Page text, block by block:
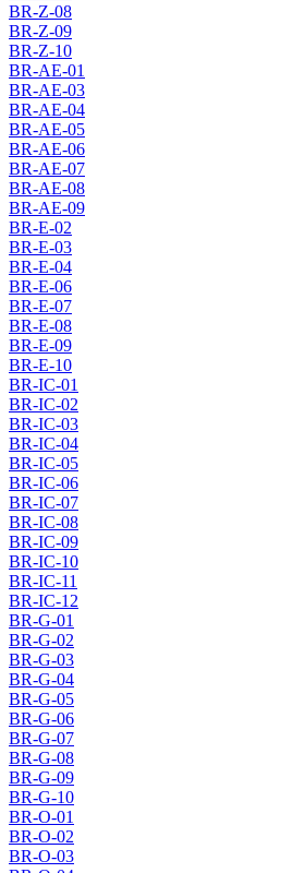
BR-Z-08
BR-Z-09
BR-Z-10
BR-AE-01
BR-AE-03
BR-AE-04
BR-AE-05
BR-AE-06
BR-AE-07
BR-AE-08
BR-AE-09
BR-E-02
BR-E-03
BR-E-04
BR-E-06
BR-E-07
BR-E-08
BR-E-09
BR-E-10
BR-IC-01
BR-IC-02
BR-IC-03
BR-IC-04
BR-IC-05
BR-IC-06
BR-IC-07
BR-IC-08
BR-IC-09
BR-IC-10
BR-IC-11
BR-IC-12
BR-G-01
BR-G-02
BR-G-03
BR-G-04
BR-G-05
BR-G-06
BR-G-07
BR-G-08
BR-G-09
BR-G-10
BR-O-01
BR-O-02
BR-O-03